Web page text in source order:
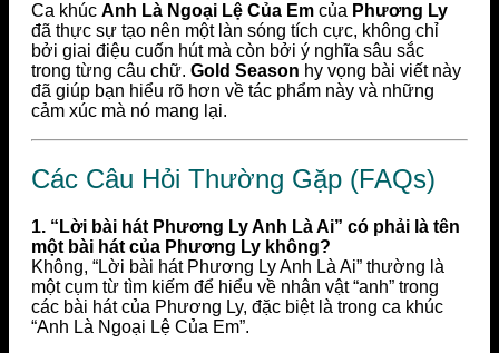
Ca khúc Anh Là Ngoại Lệ Của Em của Phương Ly
đã thực sự tạo nên một làn sóng tích cực, không chỉ
bởi giai điệu cuốn hút mà còn bởi ý nghĩa sâu sắc
trong từng câu chữ. Gold Season hy vọng bài viết này
đã giúp bạn hiểu rõ hơn về tác phẩm này và những
cảm xúc mà nó mang lại.
Các Câu Hỏi Thường Gặp (FAQs)
1. “Lời bài hát Phương Ly Anh Là Ai” có phải là tên
một bài hát của Phương Ly không?
Không, “Lời bài hát Phương Ly Anh Là Ai” thường là
một cụm từ tìm kiếm để hiểu về nhân vật “anh” trong
các bài hát của Phương Ly, đặc biệt là trong ca khúc
“Anh Là Ngoại Lệ Của Em”.